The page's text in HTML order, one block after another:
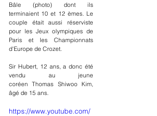
Bâle (photo) dont ils
terminaient 10 et 12 èmes. Le
couple était aussi réserviste
pour les Jeux olympiques de
Paris et les Championnats
d'Europe de Crozet.
Sir Hubert, 12 ans, a donc été
vendu au jeune
coréen Thomas Shiwoo Kim,
âgé de 15 ans.
https://www.youtube.com/